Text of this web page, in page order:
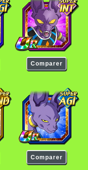
Comparer
Comparer